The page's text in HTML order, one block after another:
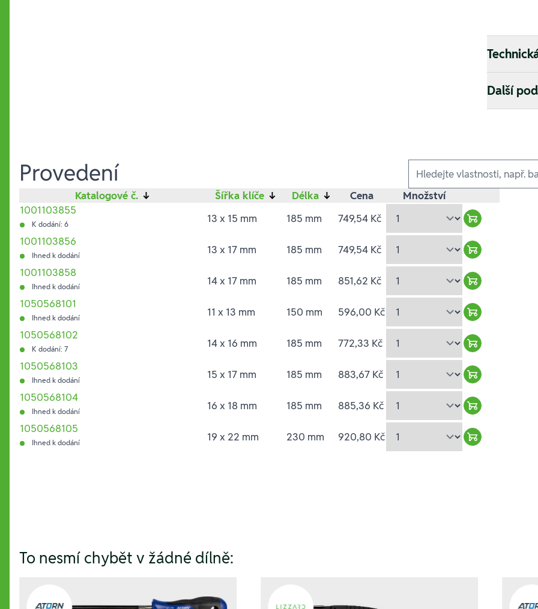
Další
Provedení Ausführungen
Katalogové č. ↓ Šířka klíče ↓ Délka ↓ Cena
Množství
1001103855
K dodání: 6 13 x 15 mm 185 mm 749,54 Kč
Warenkorb
1001103856
Ihned k dodání 13 x 17 mm 185 mm 749,54 Kč
Warenkorb
1001103858
Ihned k dodání 14 x 17 mm 185 mm 851,62 Kč
Warenkorb
1050568101
Ihned k dodání 11 x 13 mm 150 mm 596,00 Kč
Warenkorb
1050568102
K dodání: 7 14 x 16 mm 185 mm 772,33 Kč
Warenkorb
1050568103
Ihned k dodání 15 x 17 mm 185 mm 883,67 Kč
Warenkorb
1050568104
Ihned k dodání 16 x 18 mm 185 mm 885,36 Kč
Warenkorb
1050568105
Ihned k dodání 19 x 22 mm 230 mm 920,80 Kč
Warenkorb
To nesmí chybět v žádné dílně: